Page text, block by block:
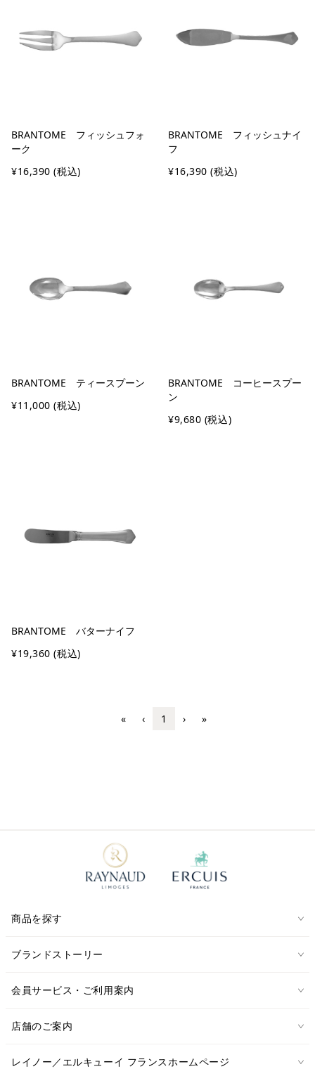
BRANTOME フィッシュフォ
ーク
¥16,390 (税込)
BRANTOME フィッシュナイ
フ
¥16,390 (税込)
BRANTOME ティースプーン
¥11,000 (税込)
BRANTOME コーヒースプー
ン
¥9,680 (税込)
BRANTOME バターナイフ
¥19,360 (税込)
« ‹ 1 › »
商品を探す
ブランドストーリー
会員サービス・ご利用案内
店舗のご案内
レイノー／エルキューイ フランスホームページ